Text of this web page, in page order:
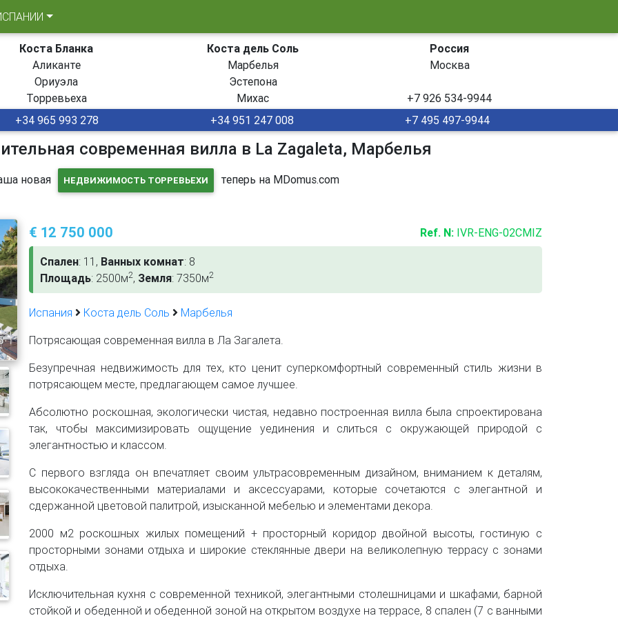
Коста Бланка
Аликанте
Ориуэла
Торревьеха
Коста дель Соль
Марбелья
Эстепона
Михас
Россия
Москва
+7 926 534-9944
+34 965 993 278
+34 951 247 008 +7 495 497-9944
современная вилла в La Zagaleta, Марбелья
новая НЕДВИЖИМОСТЬ ТОРРЕВЬЕХИ теперь на MDomus.com
€ 12 750 000 Ref. N: IVR-ENG-02CMIZ
Спален: 11, Ванных комнат: 8
Площадь: 2500м2, Земля: 7350м2
Испания Коста дель Соль
Марбелья
Потрясающая современная вилла в Ла Загалета.
Безупречная недвижимость для тех, кто ценит суперкомфортный современный стиль жизни в
потрясающем месте, предлагающем самое лучшее.
Абсолютно роскошная, экологически чистая, недавно построенная вилла была спроектирована
так, чтобы максимизировать ощущение уединения и слиться с окружающей природой с
элегантностью и классом.
С первого взгляда он впечатляет своим ультрасовременным дизайном, вниманием к деталям,
высококачественными материалами и аксессуарами, которые сочетаются с элегантной и
сдержанной цветовой палитрой, изысканной мебелью и элементами декора.
2000 м2 роскошных жилых помещений + просторный коридор двойной высоты, гостиную с
просторными зонами отдыха и широкие стеклянные двери на великолепную террасу с зонами
отдыха.
Исключительная кухня с современной техникой, элегантными столешницами и шкафами, барной
стойкой и обеденной и обеденной зоной на открытом воздухе на террасе, 8 спален (7 с ванными